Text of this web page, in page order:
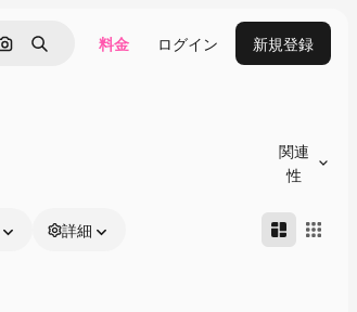
画像で検索
検索 料金 ログイン 新規登録
関連
性
詳細